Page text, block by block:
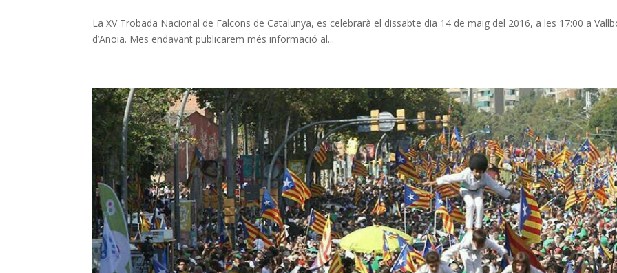
La XV Trobada Nacional de Falcons de Catalunya, es celebrarà el dissabte dia 14 de maig del 2016, a les 17:00 a
d’Anoia. Mes endavant publicarem més informació al...